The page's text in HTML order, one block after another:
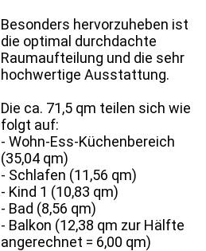
Besonders hervorzuheben ist
die optimal durchdachte
Raumaufteilung und die sehr
hochwertige Ausstattung.
Die ca. 71,5 qm teilen sich wie
folgt auf:
- Wohn-Ess-Küchenbereich
(35,04 qm)
- Schlafen (11,56 qm)
- Kind 1 (10,83 qm)
- Bad (8,56 qm)
- Balkon (12,38 qm zur Hälfte
angerechnet = 6,00 qm)